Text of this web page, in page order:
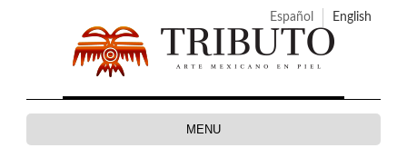
Español English
MENU